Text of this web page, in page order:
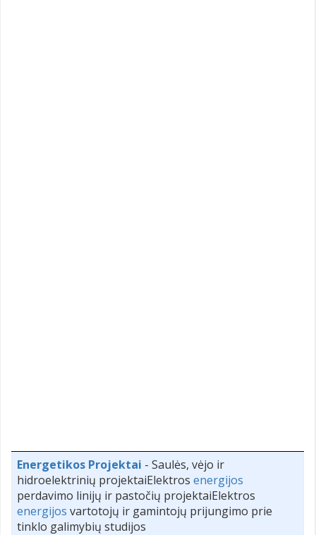
Energetikos Projektai - Saulės, vėjo ir
hidroelektrinių projektaiElektros energijos
perdavimo linijų ir pastočių projektaiElektros
energijos vartotojų ir gamintojų prijungimo prie
tinklo galimybių studijos